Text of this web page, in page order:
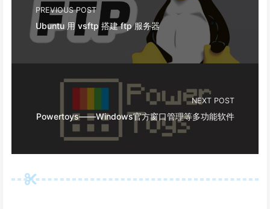
PREVIOUS POST
Ubuntu 用 vsftp 搭建 ftp 服务器
NEXT POST
Powertoys——Windows官方窗口管理等多功能软件